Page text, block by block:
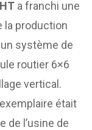
a franchi une
la production
un système de
routier 6×6
vertical.
était
de l’usine de